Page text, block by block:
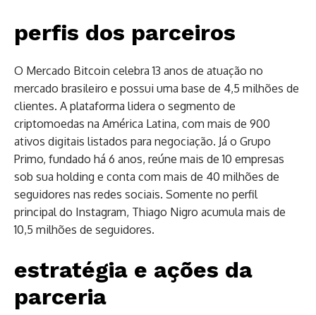
perfis dos parceiros
O Mercado Bitcoin celebra 13 anos de atuação no
mercado brasileiro e possui uma base de 4,5 milhões de
clientes. A plataforma lidera o segmento de
criptomoedas na América Latina, com mais de 900
ativos digitais listados para negociação. Já o Grupo
Primo, fundado há 6 anos, reúne mais de 10 empresas
sob sua holding e conta com mais de 40 milhões de
seguidores nas redes sociais. Somente no perfil
principal do Instagram, Thiago Nigro acumula mais de
10,5 milhões de seguidores.
estratégia e ações da
parceria